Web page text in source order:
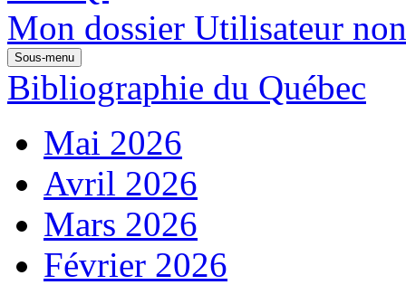
Mon dossier Utilisateur
Sous-menu
Bibliographie du Québec
Mai 2026
Avril 2026
Mars 2026
Février 2026